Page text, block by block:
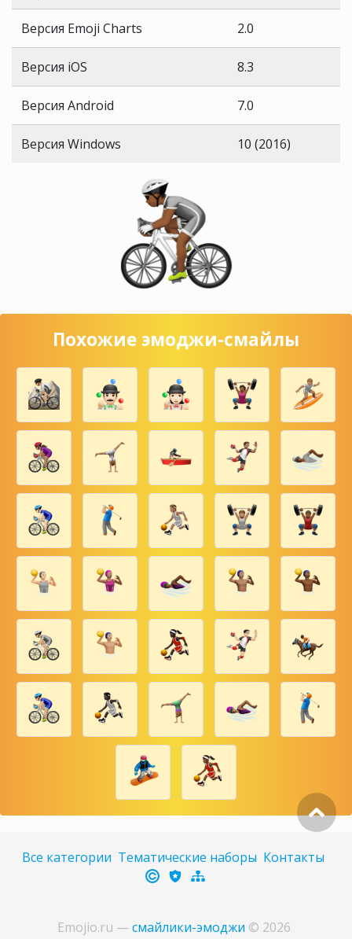
Версия Emoji Charts 2.0
Версия iOS 8.3
Версия Android 7.0
Версия Windows 10 (2016)
Похожие эмоджи-смайлы
Все категории Тематические наборы Контакты
Emojio.ru —смайлики-эмоджи © 2026